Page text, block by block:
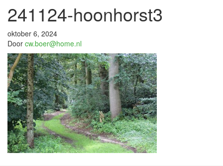
241124-hoonhorst3
oktober 6, 2024
Door cw.boer@home.nl